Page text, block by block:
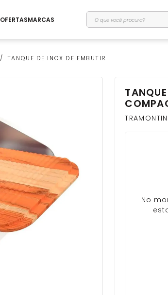
OFERTASMARCAS O que você
TANQUE DE INOX DE EMBUTIR